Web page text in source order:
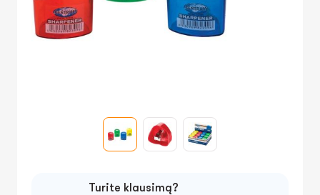
Turite klausimą?